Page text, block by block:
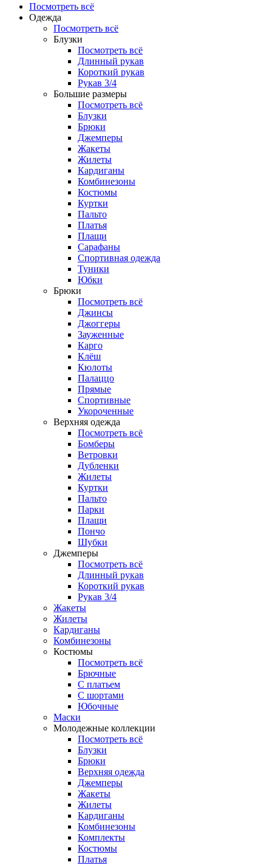
Посмотреть всё
Одежда
Посмотреть всё
Блузки
Посмотреть всё
Длинный рукав
Короткий рукав
Рукав 3/4
Большие размеры
Посмотреть всё
Блузки
Брюки
Джемперы
Жакеты
Жилеты
Кардиганы
Комбинезоны
Костюмы
Куртки
Пальто
Платья
Плащи
Сарафаны
Спортивная одежда
Туники
Юбки
Брюки
Посмотреть всё
Джинсы
Джоггеры
Зауженные
Карго
Клёш
Кюлоты
Палаццо
Прямые
Спортивные
Укороченные
Верхняя одежда
Посмотреть всё
Бомберы
Ветровки
Дубленки
Жилеты
Куртки
Пальто
Парки
Плащи
Пончо
Шубки
Джемперы
Посмотреть всё
Длинный рукав
Короткий рукав
Рукав 3/4
Жакеты
Жилеты
Кардиганы
Комбинезоны
Костюмы
Посмотреть всё
Брючные
С платьем
С шортами
Юбочные
Маски
Молодежные коллекции
Посмотреть всё
Блузки
Брюки
Верхняя одежда
Джемперы
Жакеты
Жилеты
Кардиганы
Комбинезоны
Комплекты
Костюмы
Платья